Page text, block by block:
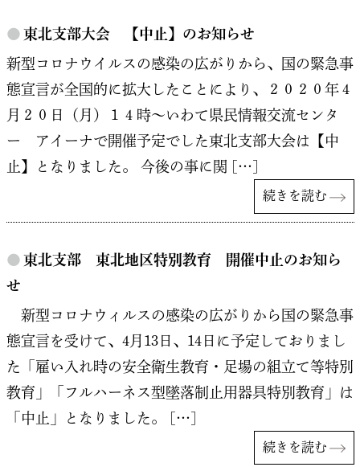
● 東北支部大会 【中止】のお知らせ
新型コロナウイルスの感染の広がりから、国の緊急事
態宣言が全国的に拡大したことにより、２０２０年４
月２０日（月）１４時～いわて県民情報交流センタ
ー アイーナで開催予定でした東北支部大会は【中
止】となりました。 今後の事に関 […]
続きを読む
● 東北支部 東北地区特別教育 開催中止のお知ら
せ
新型コロナウィルスの感染の広がりから国の緊急事
態宣言を受けて、4月13日、14日に予定しておりまし
た「雇い入れ時の安全衛生教育・足場の組立て等特別
教育」「フルハーネス型墜落制止用器具特別教育」は
「中止」となりました。 […]
続きを読む